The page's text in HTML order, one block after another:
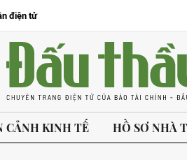
điện tử
CẢNH KINH TẾ HỒ SƠ NHÀ